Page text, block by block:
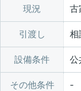
現況 古
引渡し 相
設備条件 公
その他条件